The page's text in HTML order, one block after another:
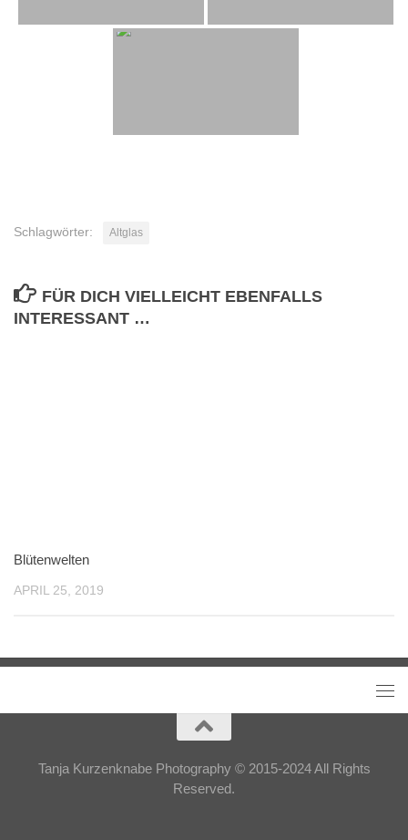
Schlagwörter: Altglas
FÜR DICH VIELLEICHT EBENFALLS
INTERESSANT …
Blütenwelten
APRIL 25, 2019
Tanja Kurzenknabe Photography © 2015-2024 All Rights
Reserved.